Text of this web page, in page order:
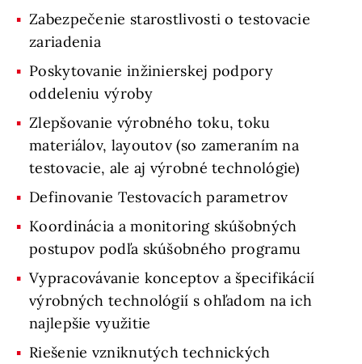
Zabezpečenie starostlivosti o testovacie
zariadenia
Poskytovanie inžinierskej podpory
oddeleniu výroby
Zlepšovanie výrobného toku, toku
materiálov, layoutov (so zameraním na
testovacie, ale aj výrobné technológie)
Definovanie Testovacích parametrov
Koordinácia a monitoring skúšobných
postupov podľa skúšobného programu
Vypracovávanie konceptov a špecifikácií
výrobných technológií s ohľadom na ich
najlepšie využitie
Riešenie vzniknutých technických